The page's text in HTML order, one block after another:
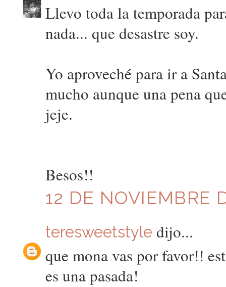
Llevo toda la temporada
nada... que desastre soy.
Yo aproveché para ir a
mucho aunque una pena
jeje.
Besos!!
12 DE NOVIEMBRE
teresweetstyle dijo...
que mona vas por favor!!
es una pasada!